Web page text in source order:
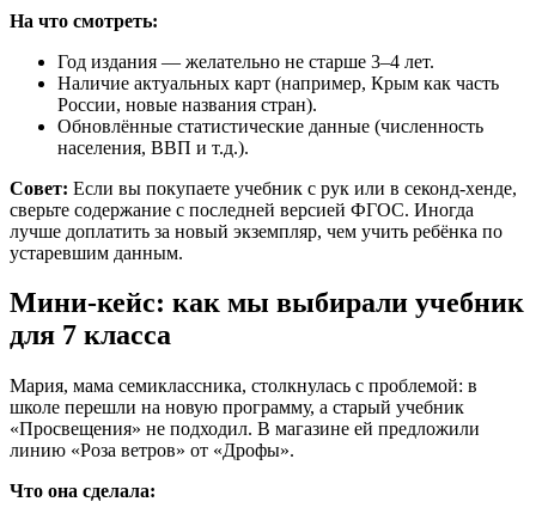
На что смотреть:
Год издания — желательно не старше 3–4 лет.
Наличие актуальных карт (например, Крым как часть
России, новые названия стран).
Обновлённые статистические данные (численность
населения, ВВП и т.д.).
Совет: Если вы покупаете учебник с рук или в секонд-хенде,
сверьте содержание с последней версией ФГОС. Иногда
лучше доплатить за новый экземпляр, чем учить ребёнка по
устаревшим данным.
Мини-кейс: как мы выбирали учебник
для 7 класса
Мария, мама семиклассника, столкнулась с проблемой: в
школе перешли на новую программу, а старый учебник
«Просвещения» не подходил. В магазине ей предложили
линию «Роза ветров» от «Дрофы».
Что она сделала: